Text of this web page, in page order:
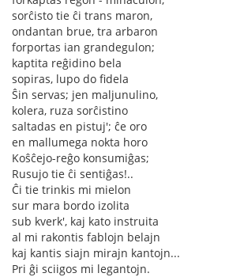
sorĉisto tie ĉi trans maron,
ondantan brue, tra arbaron
forportas ian grandegulon;
kaptita reĝidino bela
sopiras, lupo do fidela
Ŝin servas; jen maljunulino,
kolera, ruza sorĉistino
saltadas en pistuj'; ĉe oro
en mallumega nokta horo
Koŝĉejo-reĝo konsumiĝas;
Rusujo tie ĉi sentiĝas!..
Ĉi tie trinkis mi mielon
sur mara bordo izolita
sub kverk', kaj kato instruita
al mi rakontis fablojn belajn
kaj kantis siajn mirajn kantojn...
Pri ĝi sciigos mi legantojn.